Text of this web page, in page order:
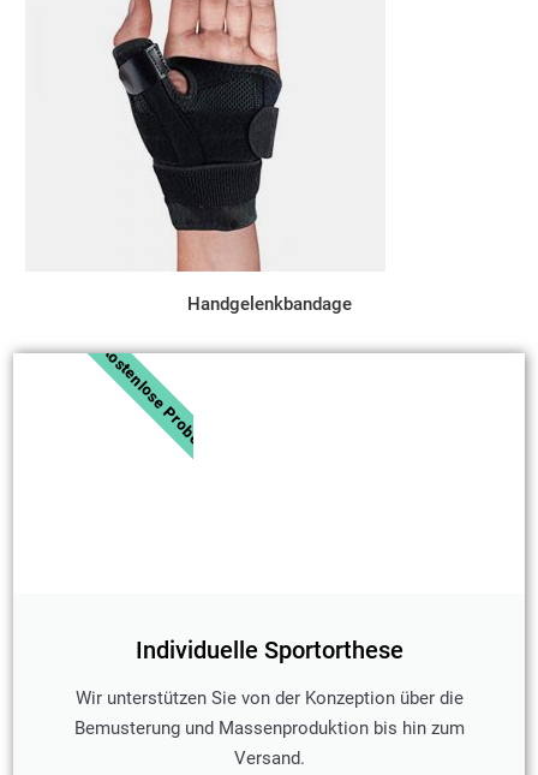
Handgelenkbandage
Individuelle Sportorthese
Wir unterstützen Sie von der Konzeption über die
Bemusterung und Massenproduktion bis hin zum
Versand.
Kostenlose Probe